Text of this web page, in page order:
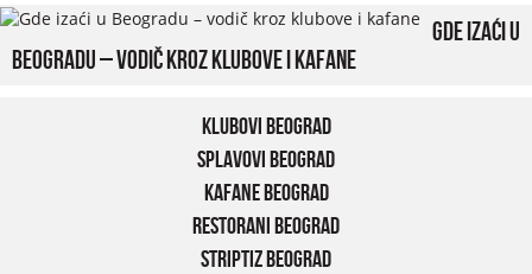
Gde izaći u
Beogradu – vodič kroz klubove i kafane
Klubovi Beograd
Splavovi Beograd
Kafane Beograd
Restorani Beograd
Striptiz Beograd